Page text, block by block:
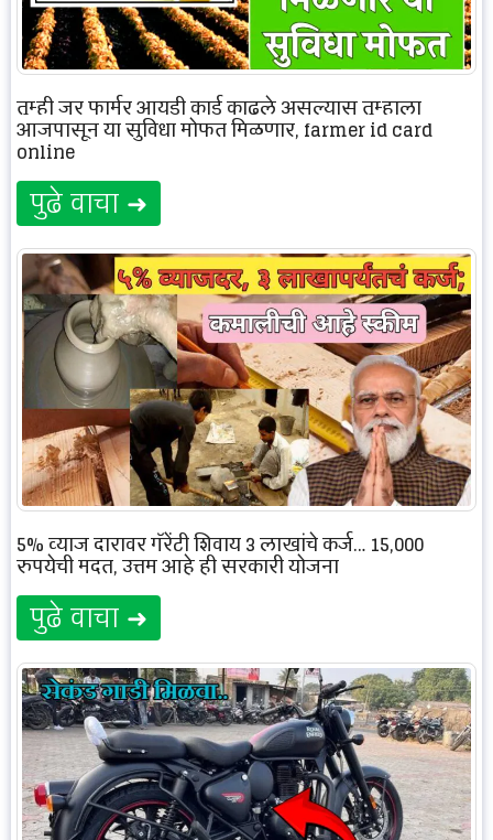
तुम्ही जर फार्मर आयडी कार्ड काढले असल्यास तुम्हाला
आजपासून या सुविधा मोफत मिळणार, farmer id card
online
पुढे वाचा ➜
5% व्याज दारावर गॅरेंटी शिवाय 3 लाखांचे कर्ज… 15,000
रुपयेची मदत, उत्तम आहे ही सरकारी योजना
पुढे वाचा ➜